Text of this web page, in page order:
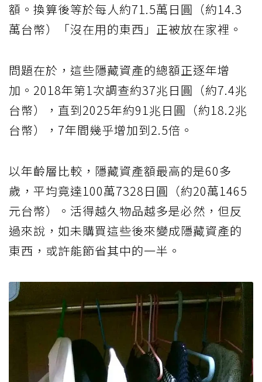
額。換算後等於每人約71.5萬日圓（約14.3
萬台幣）「沒在用的東西」正被放在家裡。
問題在於，這些隱藏資產的總額正逐年增
加。2018年第1次調查約37兆日圓（約7.4兆
台幣），直到2025年約91兆日圓（約18.2兆
台幣），7年間幾乎增加到2.5倍。
以年齡層比較，隱藏資產額最高的是60多
歲，平均竟達100萬7328日圓（約20萬1465
元台幣）。活得越久物品越多是必然，但反
過來說，如未購買這些後來變成隱藏資產的
東西，或許能節省其中的一半。